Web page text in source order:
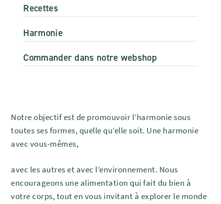
Recettes
Harmonie
Commander dans notre webshop
Notre objectif est de promouvoir l’harmonie sous
toutes ses formes, quelle qu’elle soit. Une harmonie
avec vous-mêmes,
avec les autres et avec l’environnement. Nous
encourageons une alimentation qui fait du bien à
votre corps, tout en vous invitant à explorer le monde